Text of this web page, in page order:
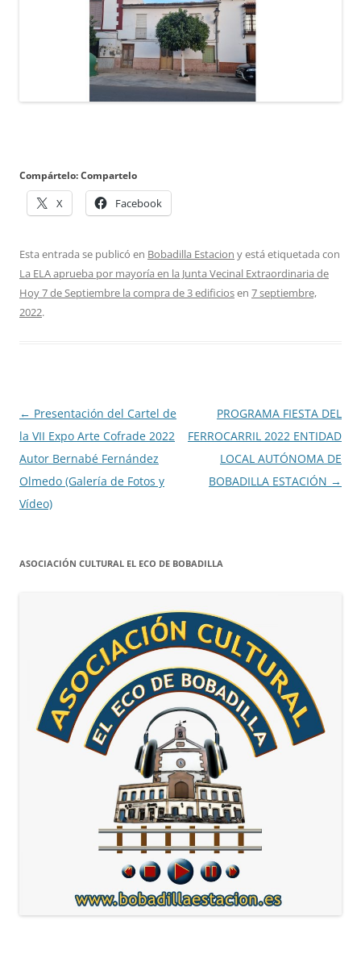
Compártelo: Compartelo
X Facebook
Esta entrada se publicó en Bobadilla Estacion y está etiquetada con
La ELA aprueba por mayoría en la Junta Vecinal Extraordinaria de
Hoy 7 de Septiembre la compra de 3 edificiosen 7 septiembre,
2022.
Navegación
de
entradas
← Presentación del Cartel de
la VII Expo Arte Cofrade 2022
Autor Bernabé Fernández
Olmedo (Galería de Fotos y
Vídeo)
PROGRAMA FIESTA DEL
FERROCARRIL 2022 ENTIDAD
LOCAL AUTÓNOMA DE
BOBADILLA ESTACIÓN →
ASOCIACIÓN CULTURAL EL ECO DE BOBADILLA